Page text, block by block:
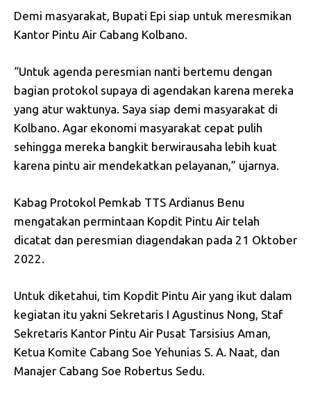
Demi masyarakat, Bupati Epi siap untuk meresmikan
Kantor Pintu Air Cabang Kolbano.
“Untuk agenda peresmian nanti bertemu dengan
bagian protokol supaya di agendakan karena mereka
yang atur waktunya. Saya siap demi masyarakat di
Kolbano. Agar ekonomi masyarakat cepat pulih
sehingga mereka bangkit berwirausaha lebih kuat
karena pintu air mendekatkan pelayanan,” ujarnya.
Kabag Protokol Pemkab TTS Ardianus Benu
mengatakan permintaan Kopdit Pintu Air telah
dicatat dan peresmian diagendakan pada 21 Oktober
2022.
Untuk diketahui, tim Kopdit Pintu Air yang ikut dalam
kegiatan itu yakni Sekretaris I Agustinus Nong, Staf
Sekretaris Kantor Pintu Air Pusat Tarsisius Aman,
Ketua Komite Cabang Soe Yehunias S. A. Naat, dan
Manajer Cabang Soe Robertus Sedu.